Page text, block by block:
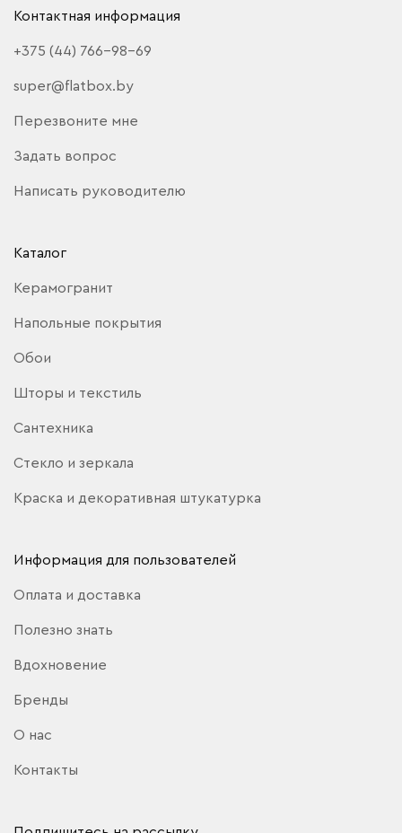
Контактная информация
+375 (44) 766-98-69
super@flatbox.by
Перезвоните мне
Задать вопрос
Написать руководителю
Каталог
Керамогранит
Напольные покрытия
Обои
Шторы и текстиль
Сантехника
Стекло и зеркала
Краска и декоративная штукатурка
Информация для пользователей
Оплата и доставка
Полезно знать
Вдохновение
Бренды
О нас
Контакты